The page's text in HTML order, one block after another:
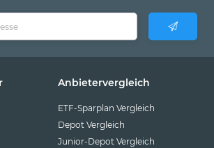
Anbietervergleich
ETF-Sparplan Vergleich
Depot Vergleich
Junior-Depot Vergleich